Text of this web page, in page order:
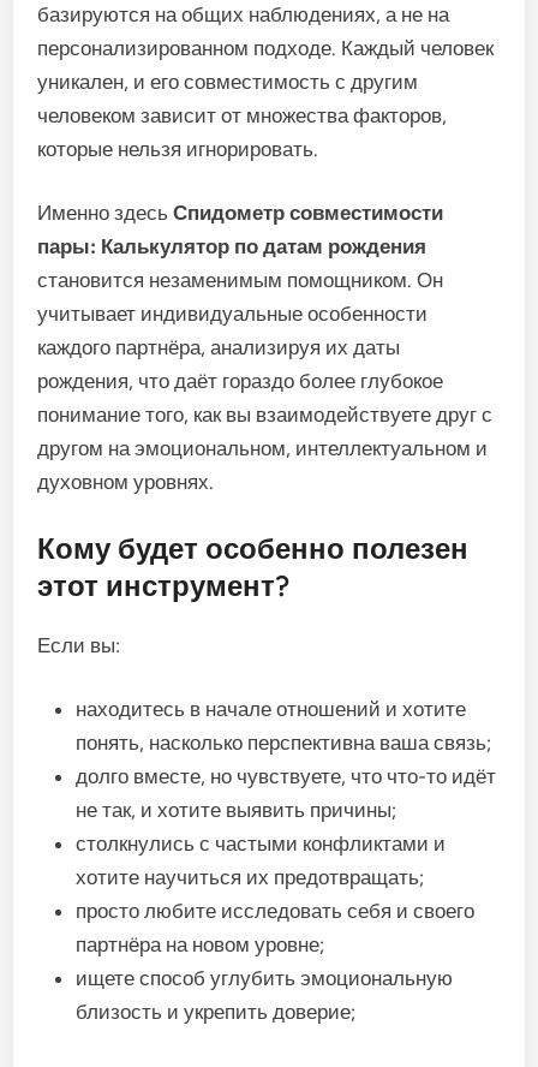
базируются на общих наблюдениях, а не на
персонализированном подходе. Каждый человек
уникален, и его совместимость с другим
человеком зависит от множества факторов,
которые нельзя игнорировать.
Именно здесьСпидометр совместимости
пары: Калькулятор по датам рождения
становится незаменимым помощником. Он
учитывает индивидуальные особенности
каждого партнёра, анализируя их даты
рождения, что даёт гораздо более глубокое
понимание того, как вы взаимодействуете друг с
другом на эмоциональном, интеллектуальном и
духовном уровнях.
Кому будет особенно полезен
этот инструмент?
Если вы:
находитесь в начале отношений и хотите
понять, насколько перспективна ваша связь;
долго вместе, но чувствуете, что что-то идёт
не так, и хотите выявить причины;
столкнулись с частыми конфликтами и
хотите научиться их предотвращать;
просто любите исследовать себя и своего
партнёра на новом уровне;
ищете способ углубить эмоциональную
близость и укрепить доверие;